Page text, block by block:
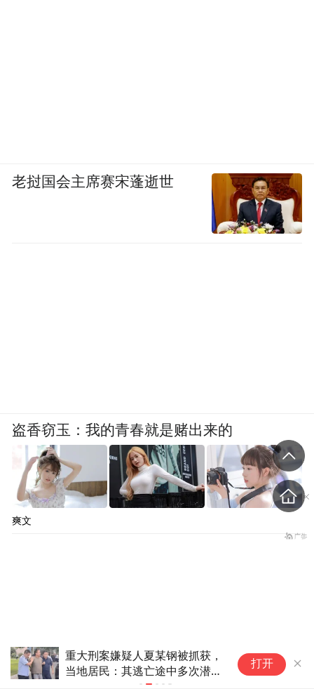
10多万人报名的考试，成绩全
部作废，公平么？
打开
老挝国会主席赛宋蓬逝世
盗香窃玉：我的青春就是赌出来的
爽文